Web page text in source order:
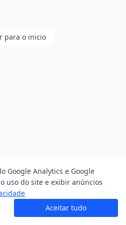
para o inicio
Google Analytics e Google
uso do site e exibir anúncios
Aceitar tudo